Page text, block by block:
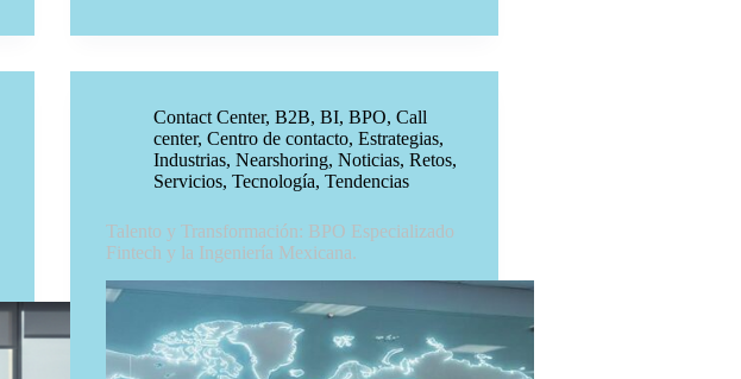
Contact Center, B2B, BI, BPO, Call
center, Centro de contacto, Estrategias,
Industrias, Nearshoring, Noticias, Retos,
Servicios, Tecnología, Tendencias
Talento y Transformación: BPO Especializado
Fintech y la Ingeniería Mexicana.